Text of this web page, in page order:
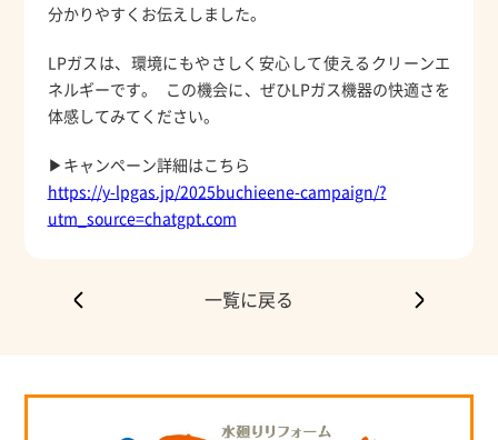
分かりやすくお伝えしました。
LPガスは、環境にもやさしく安心して使えるクリーンエ
ネルギーです。 この機会に、ぜひLPガス機器の快適さを
体感してみてください。
▶キャンペーン詳細はこちら
https://y-lpgas.jp/2025buchieene-campaign/?
utm_source=chatgpt.com
一覧に戻る